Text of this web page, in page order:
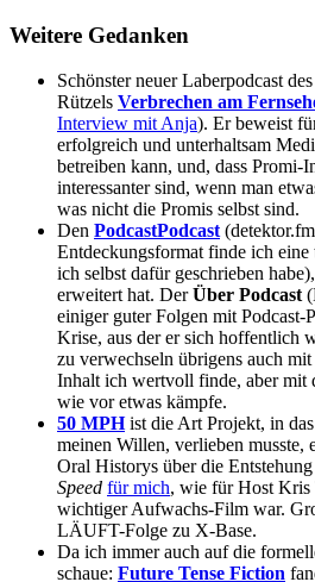
Weitere Gedanken
Schönster neuer Laberpodcast
Rützels Verbrechen am
Interview mit Anja). Er beweist
erfolgreich und unterhaltsam
betreiben kann, und, dass Promi-
interessanter sind, wenn man
was nicht die Promis selbst sind.
Den PodcastPodcast
Entdeckungsformat finde ich
ich selbst dafür geschrieben
erweitert hat. DerÜber Podcast
einiger guter Folgen mit Podcast-
Krise, aus der er sich hoffentlich
zu verwechseln übrigens auch mit
Inhalt ich wertvoll finde, aber mit
wie vor etwas kämpfe.
50 MPHist die Art Projekt, in
meinen Willen, verlieben
Oral Historys über die
Speed für mich, wie für Host Kris
wichtiger Aufwachs-Film war.
LÄUFT-Folge zu X-Base.
Da ich immer auch auf die
schaue: Future Tense Fiction